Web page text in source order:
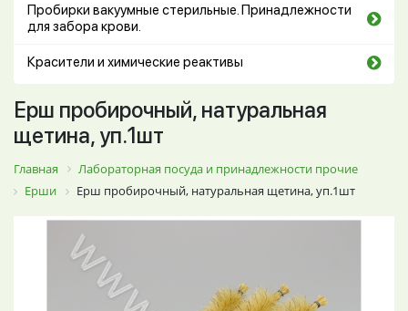
Пробирки вакуумные стерильные. Принадлежности
для забора крови.
Красители и химические реактивы
Ерш пробирочный, натуральная
щетина, уп.1шт
Главная
Лабораторная посуда и принадлежности прочие
Ерши
Ерш пробирочный, натуральная щетина, уп.1шт